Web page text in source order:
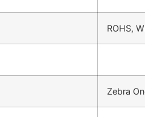
ROHS,
Zebra